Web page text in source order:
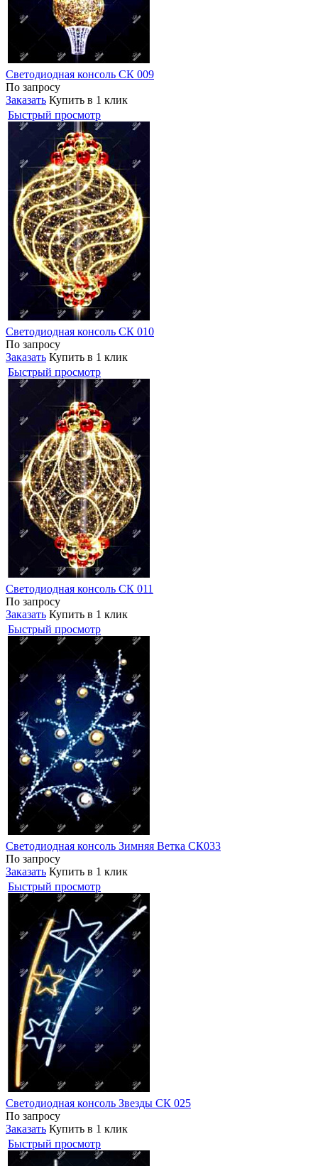
Светодиодная консоль СК 009
По запросу
Заказать Купить в 1 клик
Быстрый просмотр
Светодиодная консоль СК 010
По запросу
Заказать Купить в 1 клик
Быстрый просмотр
Светодиодная консоль СК 011
По запросу
Заказать Купить в 1 клик
Быстрый просмотр
Светодиодная консоль Зимняя Ветка СК033
По запросу
Заказать Купить в 1 клик
Быстрый просмотр
Светодиодная консоль Звезды СК 025
По запросу
Заказать Купить в 1 клик
Быстрый просмотр